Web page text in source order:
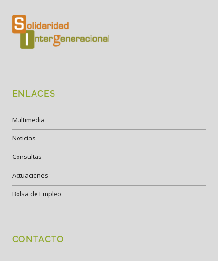
ENLACES
Multimedia
Noticias
Consultas
Actuaciones
Bolsa de Empleo
CONTACTO